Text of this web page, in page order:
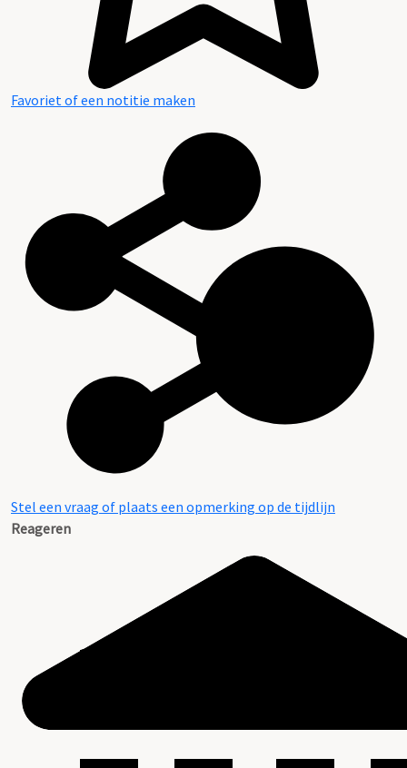
Favoriet of een notitie maken
Stel een vraag of plaats een opmerking op de tijdlijn
Reageren